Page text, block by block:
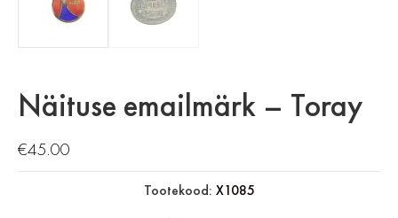
Näituse emailmärk – Toray
€45.00
Tootekood: X1085